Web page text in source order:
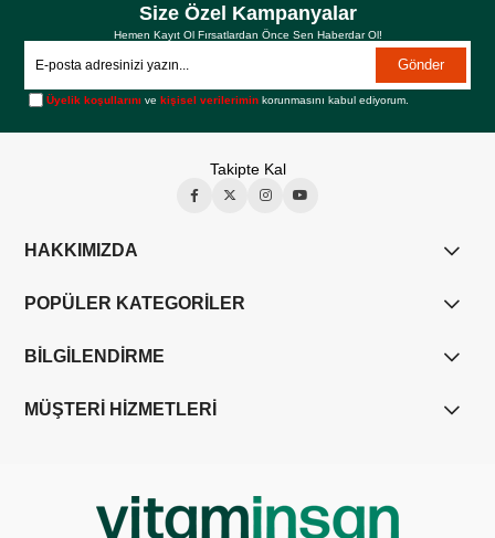
Size Özel Kampanyalar
Hemen Kayıt Ol Fırsatlardan Önce Sen Haberdar Ol!
Gönder
Üyelik koşullarını vekişisel verilerimin korunmasını kabul ediyorum.
Takipte Kal
HAKKIMIZDA
POPÜLER KATEGORİLER
BİLGİLENDİRME
MÜŞTERİ HİZMETLERİ